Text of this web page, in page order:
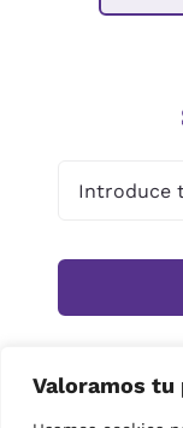
Valoramos tu